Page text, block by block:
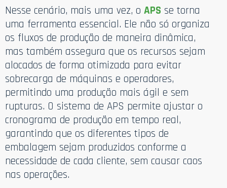
Nesse cenário, mais uma vez, o APS se torna
uma ferramenta essencial. Ele não só organiza
os fluxos de produção de maneira dinâmica,
mas também assegura que os recursos sejam
alocados de forma otimizada para evitar
sobrecarga de máquinas e operadores,
permitindo uma produção mais ágil e sem
rupturas. O sistema de APS permite ajustar o
cronograma de produção em tempo real,
garantindo que os diferentes tipos de
embalagem sejam produzidos conforme a
necessidade de cada cliente, sem causar caos
nas operações.